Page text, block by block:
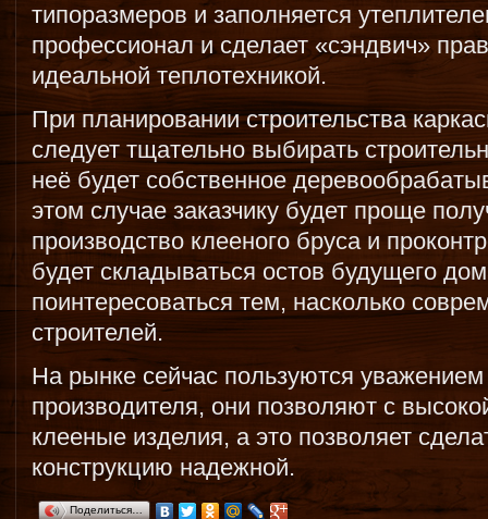
типоразмеров и заполняется
профессионал и сделает «сэндвич»
идеальной теплотехникой.
При планировании строительства
следует тщательно выбирать
неё будет собственное
этом случае заказчику будет проще
производство клееного бруса и
будет складываться остов будущего
поинтересоваться тем, насколько
строителей.
На рынке сейчас пользуются уважением
производителя, они позволяют с
клееные изделия, а это позволяет
конструкцию надежной.
Поделиться…